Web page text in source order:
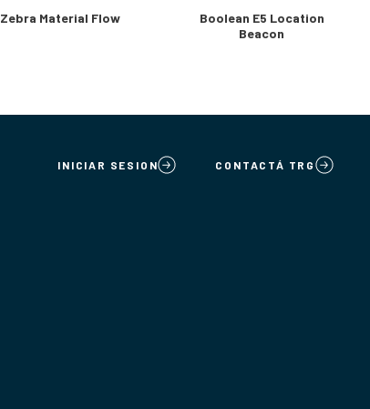
Zebra Material Flow
Boolean E5 Location
Beacon
INICIAR SESION CONTACTÁ TRG